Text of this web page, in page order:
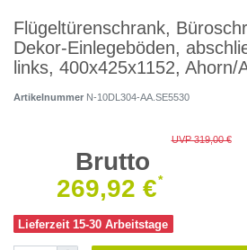
Flügeltürenschrank,
Dekor-Einlegeböden,
links, 400x425x1152, Ahorn/
Artikelnummer N-10DL304-AA.SE5530
UVP 319,00 €
Brutto
269,92 €
*
Lieferzeit 15-30 Arbeitstage